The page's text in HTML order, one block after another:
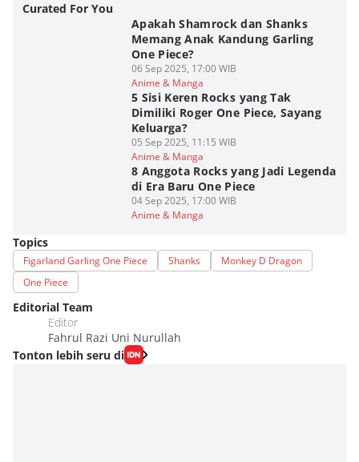
Curated For You
Apakah Shamrock dan Shanks
Memang Anak Kandung Garling
One Piece?
06 Sep 2025, 17:00 WIB
Anime & Manga
5 Sisi Keren Rocks yang Tak
Dimiliki Roger One Piece, Sayang
Keluarga?
05 Sep 2025, 11:15 WIB
Anime & Manga
8 Anggota Rocks yang Jadi Legenda
di Era Baru One Piece
04 Sep 2025, 17:00 WIB
Anime & Manga
Topics
Figarland Garling One Piece Shanks
Monkey D Dragon
One Piece
Editorial Team
Editor
Fahrul Razi Uni Nurullah
Tonton lebih seru di